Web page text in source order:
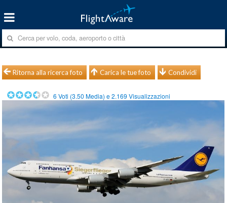
Ritorna alla ricerca foto Carica le tue foto Condividi
6 Voti (3.50 Media) e2.169 Visualizzazioni